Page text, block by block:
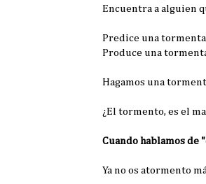
Encuentra a alguien
Predice una
Produce una
Hagamos una
¿El tormento, es el
Cuando hablamos de
Ya no os atormento